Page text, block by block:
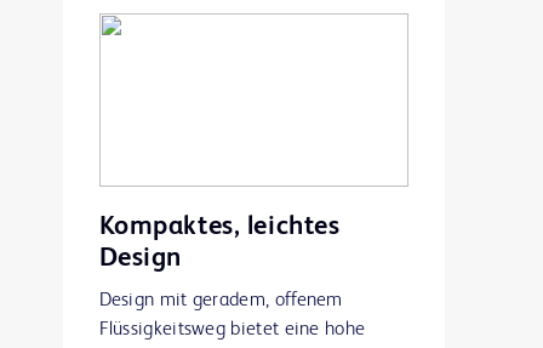
Kompaktes, leichtes
Design
Design mit geradem, offenem
Flüssigkeitsweg bietet eine hohe